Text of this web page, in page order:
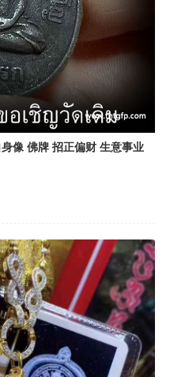
像 佛牌 招正偏财 生意事业